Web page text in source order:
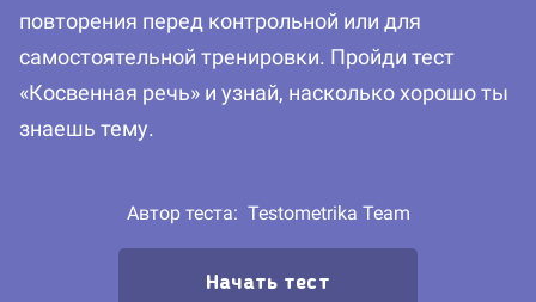
повторения перед контрольной или для
самостоятельной тренировки. Пройди тест
«Косвенная речь» и узнай, насколько хорошо ты
знаешь тему.
Автор теста: Testometrika Team
Начать тест